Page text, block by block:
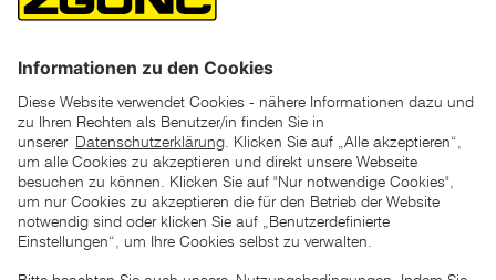
Tagen vor Beginn dieser Aktion verlangte Preis
Copyright © 2026 ZGONC. Alle Rechte vorbehalten.
AGB Datenschutz Impressum Barrierefreiheitserklärung